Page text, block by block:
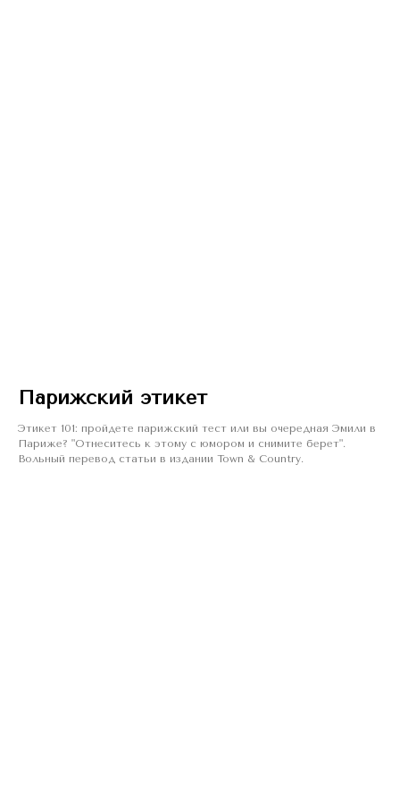
Парижский этикет
Этикет 101: пройдете парижский тест или вы очередная Эмили в
Париже? "Отнеситесь к этому с юмором и снимите берет".
Вольный перевод статьи в издании Town & Country.